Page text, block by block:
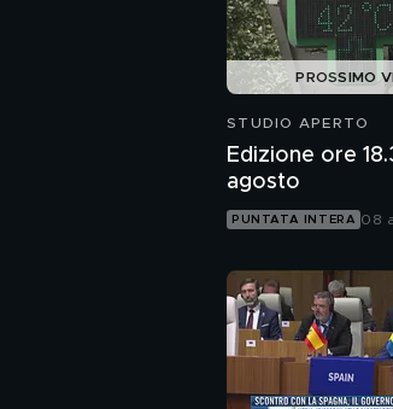
PROSSIMO
STUDIO APERTO
Edizione ore
agosto
PUNTATA INTERA 08